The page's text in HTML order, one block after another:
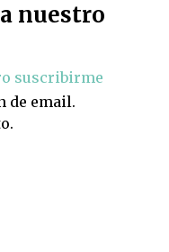
nuestro
suscribirme
de email.